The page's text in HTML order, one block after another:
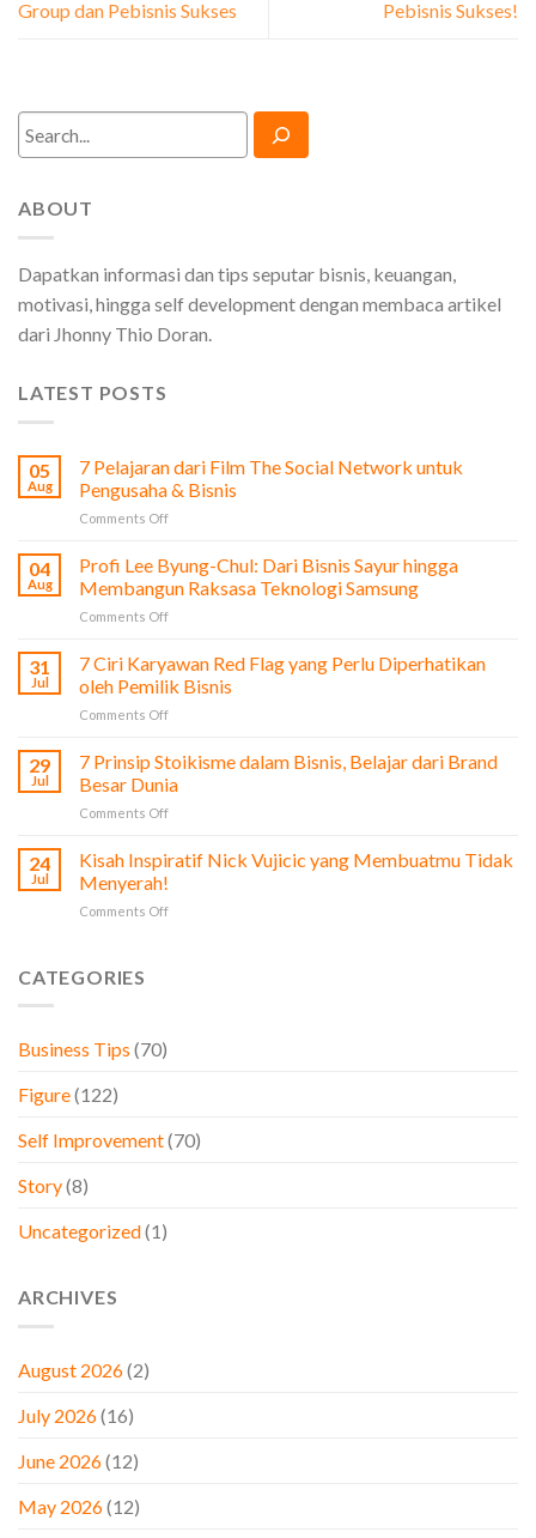
Group dan Pebisnis Sukses Pebisnis Sukses!
ABOUT
Dapatkan informasi dan tips seputar bisnis, keuangan,
motivasi, hingga self development dengan membaca artikel
dari Jhonny Thio Doran.
LATEST POSTS
05
Aug
7 Pelajaran dari Film The Social Network untuk
Pengusaha & Bisnis
Comments Offon
Pelajaran
dari
Film
The
Network
untuk
04
Aug
Profi Lee Byung-Chul: Dari Bisnis Sayur hingga
Membangun Raksasa Teknologi Samsung
Comments Offon
Byung-
Chul:
Dari
Sayur
Samsung
31
Jul
7 Ciri Karyawan Red Flag yang Perlu Diperhatikan
oleh Pemilik Bisnis
Comments Offon
Ciri
Karyawan
Red
Flag
Perlu
29
Jul
7 Prinsip Stoikisme dalam Bisnis, Belajar dari Brand
Besar Dunia
Comments Offon
Prinsip
Stoikisme
Bisnis,
24
Jul
Kisah Inspiratif Nick Vujicic yang Membuatmu Tidak
Menyerah!
Comments Offon
CATEGORIES
Business Tips (70)
Figure(122)
Self Improvement(70)
Story(8)
Uncategorized(1)
ARCHIVES
August 2026(2)
July 2026(16)
June 2026(12)
May 2026(12)